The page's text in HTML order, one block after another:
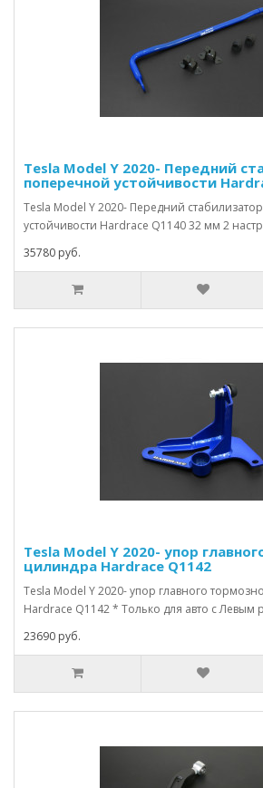
Tesla Model Y 2020- Передний
поперечной устойчивости
Tesla Model Y 2020- Передний
устойчивости Hardrace Q1140 32 мм 2
35780 руб.
Tesla Model Y 2020- упор
цилиндра Hardrace Q1142
Tesla Model Y 2020- упор главного
Hardrace Q1142 * Только для авто с Левым
23690 руб.